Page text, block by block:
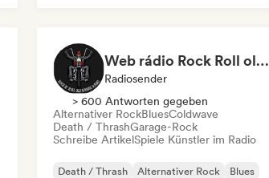
Web rádio Rock Roll old School
Radiosender
> 600 Antworten gegeben
Alternativer RockBluesColdwave
Death / ThrashGarage-Rock
Schreibe ArtikelSpiele Künstler im Radio
Death / Thrash Alternativer Rock
Blues